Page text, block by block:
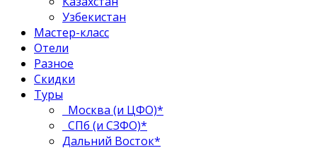
Узбекистан
Мастер-класс
Отели
Разное
Скидки
Туры
Москва (и ЦФО)*
СПб (и СЗФО)*
Дальний Восток*